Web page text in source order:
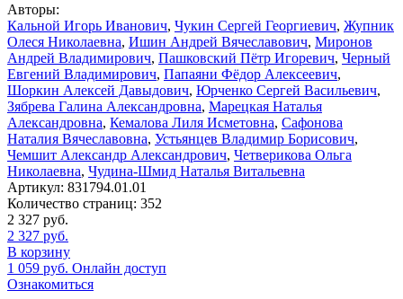
Авторы:
Кальной Игорь Иванович, Чукин Сергей Георгиевич, Жупник
Олеся Николаевна, Ишин Андрей Вячеславович, Миронов
Андрей Владимирович, Пашковский Пётр Игоревич, Черный
Евгений Владимирович, Папаяни Фёдор Алексеевич,
Шоркин Алексей Давыдович, Юрченко Сергей Васильевич,
Зябрева Галина Александровна, Марецкая Наталья
Александровна, Кемалова Лиля Исметовна, Сафонова
Наталия Вячеславовна, Устьянцев Владимир Борисович,
Чемшит Александр Александрович, Четверикова Ольга
Николаевна, Чудина-Шмид Наталья Витальевна
Артикул: 831794.01.01
Количество страниц: 352
2 327 руб.
2 327 руб.
В корзину
1 059 руб. Онлайн доступ
Ознакомиться